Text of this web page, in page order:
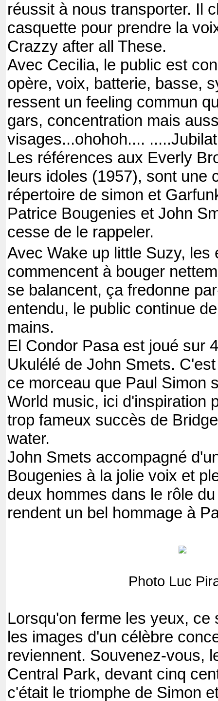
réussit à nous transporter. Il
casquette pour prendre la
Crazzy after all These.
Avec Cecilia, le public est
opère, voix, batterie, basse,
ressent un feeling commun
gars, concentration mais
visages...ohohoh....
Les références aux Everly
leurs idoles (1957), sont une
répertoire de simon et
Patrice Bougenies et John
cesse de le rappeler.
Avec Wake up little Suzy, les
commencent à bouger
se balancent, ça fredonne
entendu, le public continue
mains.
El Condor Pasa est joué sur
Ukulélé de John Smets.
ce morceau que Paul Simon
World music, ici d'inspiration
trop fameux succès de
water.
John Smets accompagné
Bougenies à la jolie voix et
deux hommes dans le rôle
rendent un bel hommage à
Photo Luc
Lorsqu'on ferme les yeux, ce
les images d'un célèbre
reviennent. Souvenez-vous,
Central Park, devant cinq
c'était le triomphe de Simon